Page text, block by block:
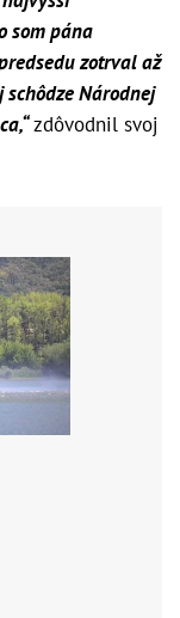
som pána
zotrval až
Národnej
zdôvodnil svoj